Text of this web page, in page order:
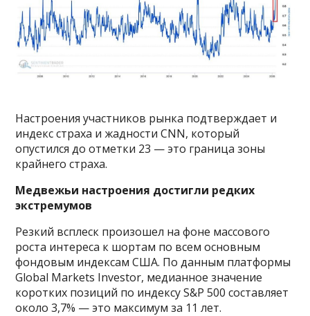
Настроения участников рынка подтверждает и
индекс страха и жадности CNN, который
опустился до отметки 23 — это граница зоны
крайнего страха.
Медвежьи настроения достигли редких
экстремумов
Резкий всплеск произошел на фоне массового
роста интереса к шортам по всем основным
фондовым индексам США. По данным платформы
Global Markets Investor, медианное значение
коротких позиций по индексу S&P 500 составляет
около 3,7% — это максимум за 11 лет.